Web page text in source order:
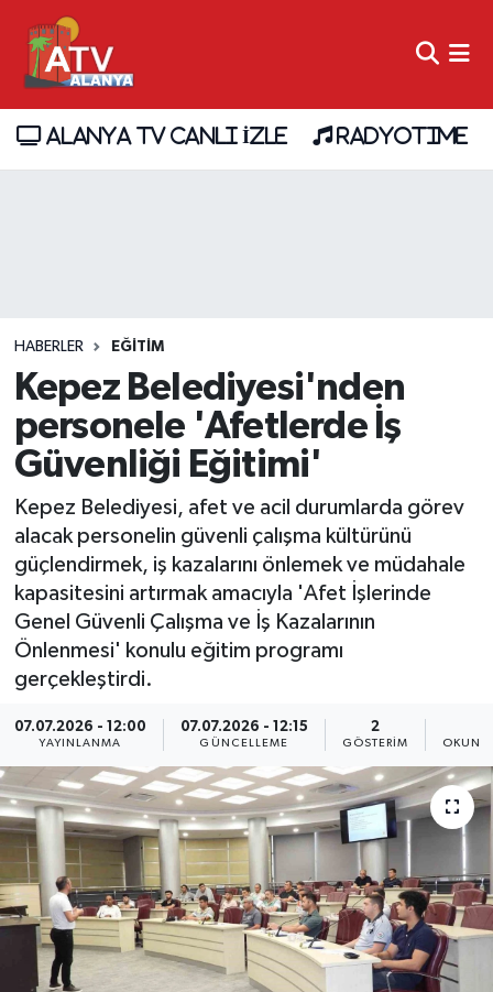
ALANYA TV CANLI İZLE RADYOTIME
HABERLER EĞİTİM
Kepez Belediyesi'nden
personele 'Afetlerde İş
Güvenliği Eğitimi'
Kepez Belediyesi, afet ve acil durumlarda görev
alacak personelin güvenli çalışma kültürünü
güçlendirmek, iş kazalarını önlemek ve müdahale
kapasitesini artırmak amacıyla 'Afet İşlerinde
Genel Güvenli Çalışma ve İş Kazalarının
Önlenmesi' konulu eğitim programı
gerçekleştirdi.
07.07.2026 - 12:00
YAYINLANMA
07.07.2026 - 12:15
GÜNCELLEME
2
GÖSTERIM